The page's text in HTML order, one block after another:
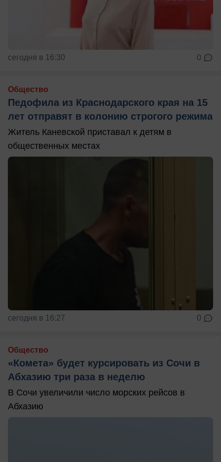
сегодня в 16:30 0
Общество
Педофила из Краснодарского края на 15
лет отправят в колонию строгого режима
Житель Каневской приставал к детям в
общественных местах
сегодня в 16:27 0
Общество
«Комета» будет курсировать из Сочи в
Абхазию три раза в неделю
В Сочи увеличили число морских рейсов в
Абхазию